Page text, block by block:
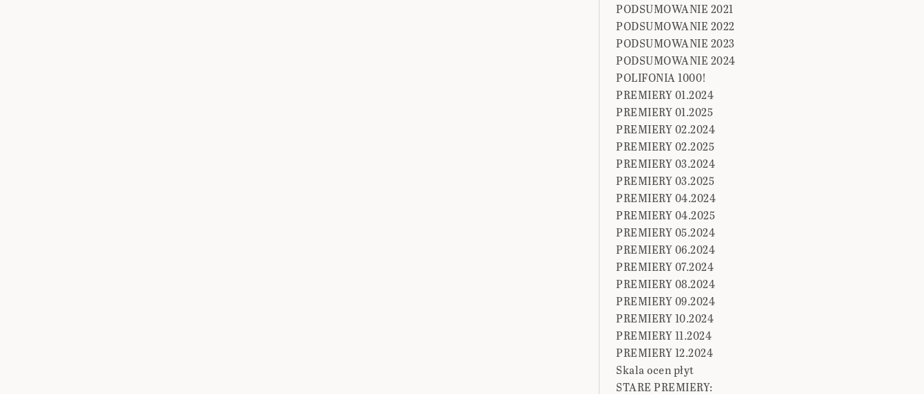
PODSUMOWANIE 2021
PODSUMOWANIE 2022
PODSUMOWANIE 2023
PODSUMOWANIE 2024
POLIFONIA 1000!
PREMIERY 01.2024
PREMIERY 01.2025
PREMIERY 02.2024
PREMIERY 02.2025
PREMIERY 03.2024
PREMIERY 03.2025
PREMIERY 04.2024
PREMIERY 04.2025
PREMIERY 05.2024
PREMIERY 06.2024
PREMIERY 07.2024
PREMIERY 08.2024
PREMIERY 09.2024
PREMIERY 10.2024
PREMIERY 11.2024
PREMIERY 12.2024
Skala ocen płyt
STARE PREMIERY: